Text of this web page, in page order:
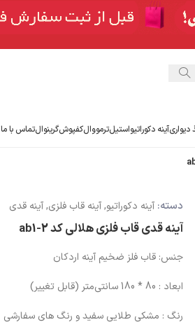
دیواریآینه دکوراتیواستیلترمووالکفپوشگرینوالتماس با ما
دسته: آینه دکوراتیو, آینه قاب فلزی, آینه قدی
آینه قدی قاب فلزی هلالی کد ab1-2
جنس: قاب فلز ضخیم آینه اردکان
ابعاد : 80 * 180 سانتی‌متر (قابل تغییر)
رنگ : مشکی طلایی سفید و رنگ های سفارشی